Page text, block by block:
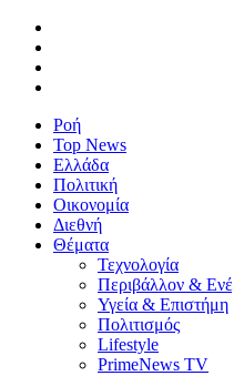
Ροή
Top News
Ελλάδα
Πολιτική
Οικονομία
Διεθνή
Θέματα
Τεχνολογία
Περιβάλλον &
Υγεία & Επιστήμη
Πολιτισμός
Lifestyle
PrimeNews TV